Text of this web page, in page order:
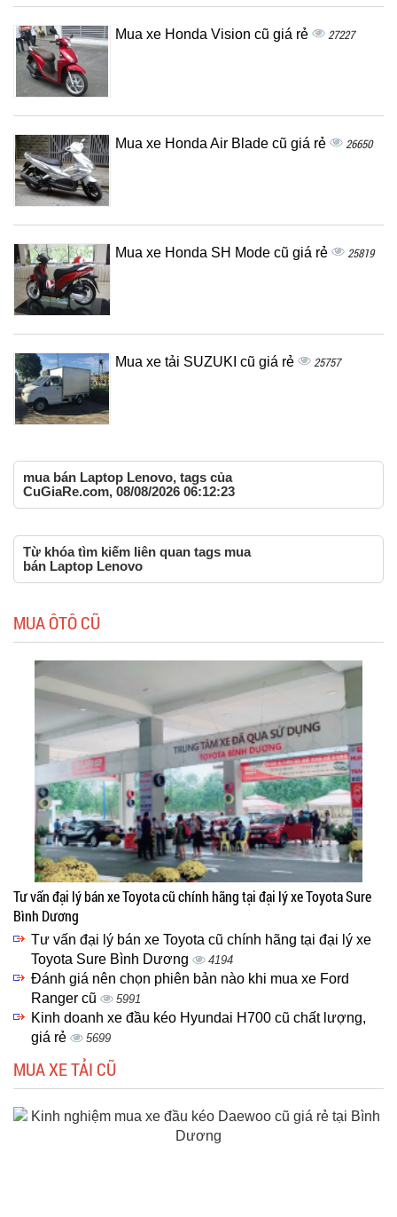
Mua xe Honda Vision cũ giá rẻ 27227
Mua xe Honda Air Blade cũ giá rẻ 26650
Mua xe Honda SH Mode cũ giá rẻ 25819
Mua xe tải SUZUKI cũ giá rẻ 25757
mua bán Laptop Lenovo, tags của
CuGiaRe.com, 08/08/2026 06:12:23
Từ khóa tìm kiếm liên quan tags mua
bán Laptop Lenovo
MUA ÔTÔ CŨ
Tư vấn đại lý bán xe Toyota cũ chính hãng tại đại lý xe Toyota Sure
Bình Dương
Tư vấn đại lý bán xe Toyota cũ chính hãng tại đại lý xe
Toyota Sure Bình Dương
4194
Đánh giá nên chọn phiên bản nào khi mua xe Ford
Ranger cũ
5991
Kinh doanh xe đầu kéo Hyundai H700 cũ chất lượng,
giá rẻ
5699
MUA XE TẢI CŨ